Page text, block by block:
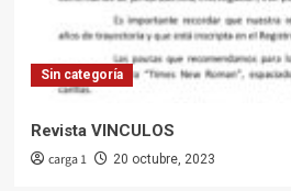
Sin categoría
Revista VINCULOS
carga 1 20 octubre, 2023